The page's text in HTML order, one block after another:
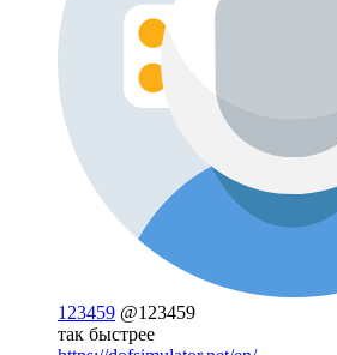
123459 @123459
так быстрее